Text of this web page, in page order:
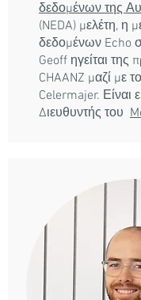
δεδομένων της
(NEDA) μελέτη, η
δεδομένων Echo
Geoff ηγείται της
CHAANZ μαζί με
Celermajer. Είναι
Διευθυντής του